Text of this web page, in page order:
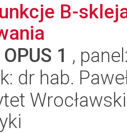
B-
OPUS 1 ,
dr hab.